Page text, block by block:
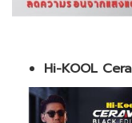
Hi-KOOL